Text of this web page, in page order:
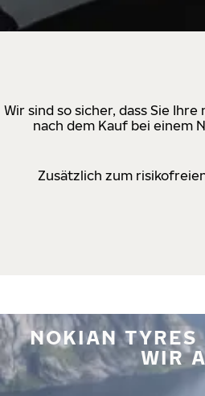
Wir sind so sicher, dass Sie
nach dem Kauf bei einem
Zusätzlich zum
NOKIAN
WIR